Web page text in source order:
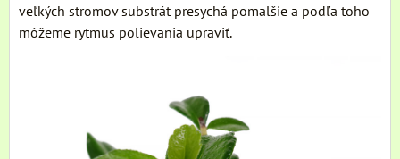
veľkých stromov substrát presychá pomalšie a podľa toho
môžeme rytmus polievania upraviť.